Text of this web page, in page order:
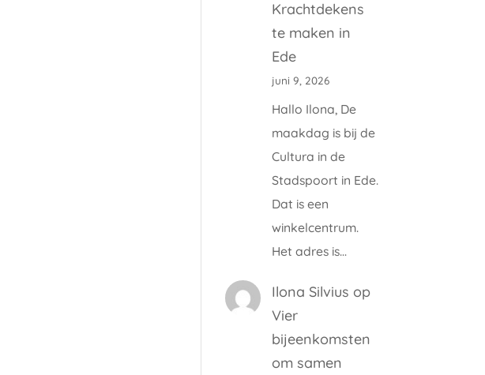
Krachtdekens
te maken in
Ede
juni 9, 2026
Hallo Ilona, De
maakdag is bij de
Cultura in de
Stadspoort in Ede.
Dat is een
winkelcentrum.
Het adres is…
Ilona Silvius op
Vier
bijeenkomsten
om samen